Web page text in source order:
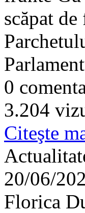
scăpat
0
3.204
Citeşte
20/06/
Florica